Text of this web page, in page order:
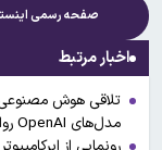
صفحه رسمی
اخبار مرتبط
تلاقی هوش
مدل‌های OpenAI روانه بازار کرد